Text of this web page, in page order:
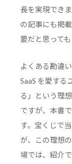
長を実現でき
の記事にも掲
要だと思って
よくある勘違
SaaS を愛する
る」という理
ですが、本書
す。宝くじで
が、この理想
場では、紹介